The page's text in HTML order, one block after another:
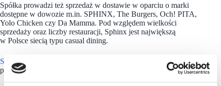
Spółka prowadzi też sprzedaż w dostawie w oparciu o marki
dostępne w dowozie m.in. SPHINX, The Burgers, Och! PITA,
Yolo Chicken czy Da Mamma. Pod względem wielkości
sprzedaży oraz liczby restauracji, Sphinx jest największą
w Polsce siecią typu casual dining.
Sfinks Polska
przychodów firmą gastronomiczną w Polsce.